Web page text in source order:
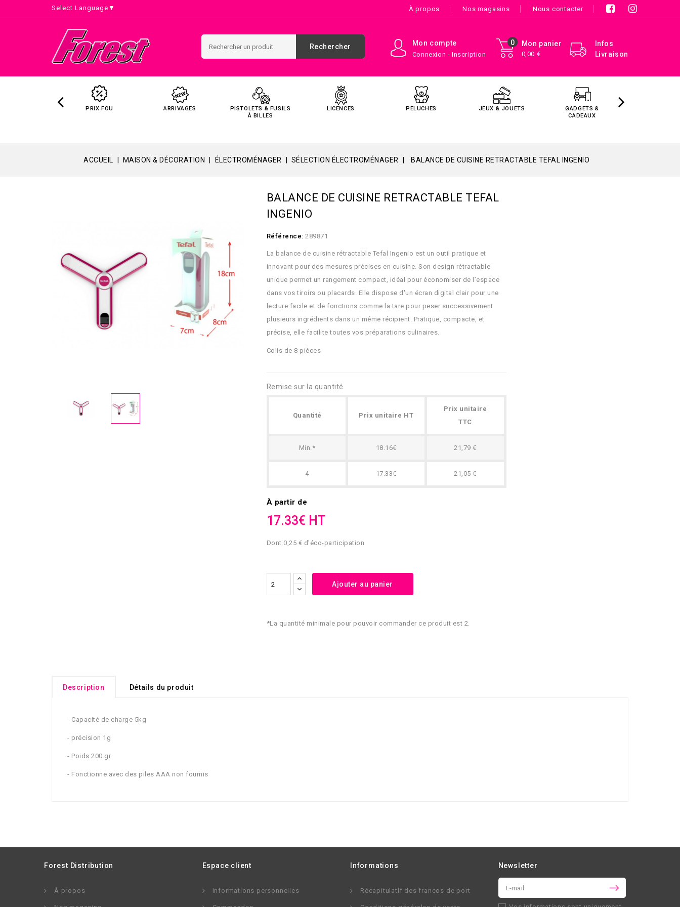
Select Language ▼ À propos Nos magasins Nous contacter
Infos
Livraison
Mon panier
0,00 €
0
Mon compte
Connexion - Inscription
Rechercher
PRIX FOU ARRIVAGES
PISTOLETS & FUSILS
À BILLES
LICENCES PELUCHES JEUX & JOUETS
GADGETS &
CADEAUX
ACCUEIL MAISON & DÉCORATION ÉLECTROMÉNAGER SÉLECTION ÉLECTROMÉNAGER BALANCE DE CUISINE RETRACTABLE TEFAL INGENIO
BALANCE DE CUISINE RETRACTABLE TEFAL
INGENIO
Référence: 289871
La balance de cuisine rétractable Tefal Ingenio est un outil pratique et
innovant pour des mesures précises en cuisine. Son design rétractable
unique permet un rangement compact, idéal pour économiser de l’espace
dans vos tiroirs ou placards. Elle dispose d'un écran digital clair pour une
lecture facile et de fonctions comme la tare pour peser successivement
plusieurs ingrédients dans un même récipient. Pratique, compacte, et
précise, elle facilite toutes vos préparations culinaires.
Colis de 8 pièces
Remise sur la quantité
Quantité Prix unitaire HT
Prix unitaire
TTC
Min.* 18.16€ 21,79 €
4 17.33€ 21,05 €
À partir de
17.33€ HT
Dont 0,25 € d'éco-participation
Ajouter au panier
*La quantité minimale pour pouvoir commander ce produit est 2.
Description Détails du produit
- Capacité de charge 5kg
- précision 1g
- Poids 200 gr
- Fonctionne avec des piles AAA non fournis
Forest Distribution
À propos
Espace client
Informations personnelles
Informations
Récapitulatif des francos de port
Newsletter